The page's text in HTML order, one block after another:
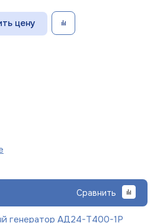
цену
Сравнить
генератор АД24-Т400-1Р